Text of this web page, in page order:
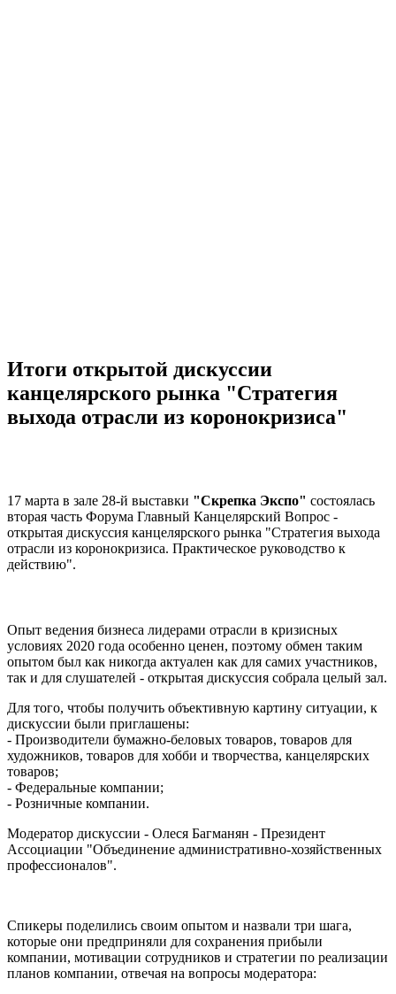
Итоги открытой дискуссии
канцелярского рынка "Стратегия
выхода отрасли из коронокризиса"
17 марта в зале 28-й выставки "Скрепка Экспо" состоялась
вторая часть Форума Главный Канцелярский Вопрос -
открытая дискуссия канцелярского рынка "Стратегия выхода
отрасли из коронокризиса. Практическое руководство к
действию".
Опыт ведения бизнеса лидерами отрасли в кризисных
условиях 2020 года особенно ценен, поэтому обмен таким
опытом был как никогда актуален как для самих участников,
так и для слушателей - открытая дискуссия собрала целый зал.
Для того, чтобы получить объективную картину ситуации, к
дискуссии были приглашены:
- Производители бумажно-беловых товаров, товаров для
художников, товаров для хобби и творчества, канцелярских
товаров;
- Федеральные компании;
- Розничные компании.
Модератор дискуссии - Олеся Багманян - Президент
Ассоциации "Объединение административно-хозяйственных
профессионалов".
Спикеры поделились своим опытом и назвали три шага,
которые они предприняли для сохранения прибыли
компании, мотивации сотрудников и стратегии по реализации
планов компании, отвечая на вопросы модератора: